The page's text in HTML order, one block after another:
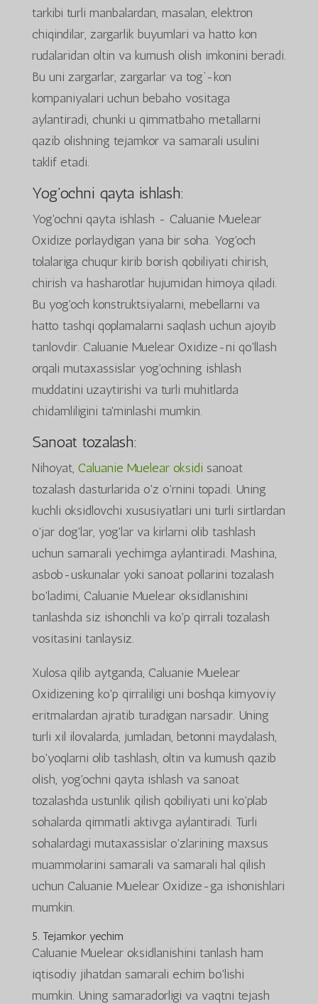
tarkibi turli manbalardan, masalan, elektron
chiqindilar, zargarlik buyumlari va hatto kon
rudalaridan oltin va kumush olish imkonini beradi.
Bu uni zargarlar, zargarlar va tog‘-kon
kompaniyalari uchun bebaho vositaga
aylantiradi, chunki u qimmatbaho metallarni
qazib olishning tejamkor va samarali usulini
taklif etadi.
Yog'ochni qayta ishlash:
Yog'ochni qayta ishlash - Caluanie Muelear
Oxidize porlaydigan yana bir soha. Yog'och
tolalariga chuqur kirib borish qobiliyati chirish,
chirish va hasharotlar hujumidan himoya qiladi.
Bu yog'och konstruktsiyalarni, mebellarni va
hatto tashqi qoplamalarni saqlash uchun ajoyib
tanlovdir. Caluanie Muelear Oxidize-ni qo'llash
orqali mutaxassislar yog'ochning ishlash
muddatini uzaytirishi va turli muhitlarda
chidamliligini ta'minlashi mumkin.
Sanoat tozalash:
Nihoyat, Caluanie Muelear oksidi sanoat
tozalash dasturlarida o'z o'rnini topadi. Uning
kuchli oksidlovchi xususiyatlari uni turli sirtlardan
o'jar dog'lar, yog'lar va kirlarni olib tashlash
uchun samarali yechimga aylantiradi. Mashina,
asbob-uskunalar yoki sanoat pollarini tozalash
bo'ladimi, Caluanie Muelear oksidlanishini
tanlashda siz ishonchli va ko'p qirrali tozalash
vositasini tanlaysiz.
Xulosa qilib aytganda, Caluanie Muelear
Oxidizening ko'p qirraliligi uni boshqa kimyoviy
eritmalardan ajratib turadigan narsadir. Uning
turli xil ilovalarda, jumladan, betonni maydalash,
bo'yoqlarni olib tashlash, oltin va kumush qazib
olish, yog'ochni qayta ishlash va sanoat
tozalashda ustunlik qilish qobiliyati uni ko'plab
sohalarda qimmatli aktivga aylantiradi. Turli
sohalardagi mutaxassislar o'zlarining maxsus
muammolarini samarali va samarali hal qilish
uchun Caluanie Muelear Oxidize-ga ishonishlari
mumkin.
5. Tejamkor yechim
Caluanie Muelear oksidlanishini tanlash ham
iqtisodiy jihatdan samarali echim bo'lishi
mumkin. Uning samaradorligi va vaqtni tejash